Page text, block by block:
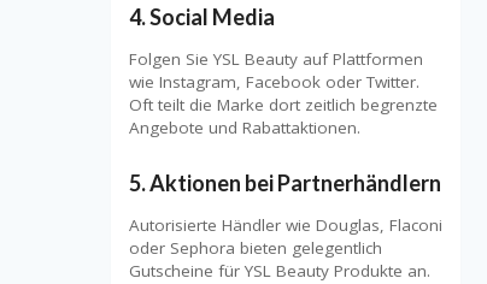
4. Social Media
Folgen Sie YSL Beauty auf Plattformen
wie Instagram, Facebook oder Twitter.
Oft teilt die Marke dort zeitlich begrenzte
Angebote und Rabattaktionen.
5. Aktionen bei Partnerhändlern
Autorisierte Händler wie Douglas, Flaconi
oder Sephora bieten gelegentlich
Gutscheine für YSL Beauty Produkte an.